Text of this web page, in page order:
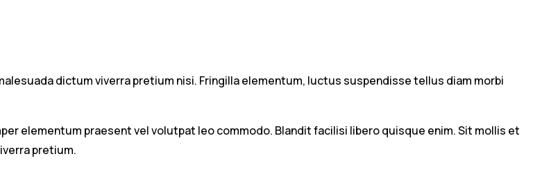
dictum viverra pretium nisi. Fringilla elementum, luctus suspendisse tellus diam morbi
elementum praesent vel volutpat leo commodo. Blandit facilisi libero quisque enim. Sit mollis et
pretium.